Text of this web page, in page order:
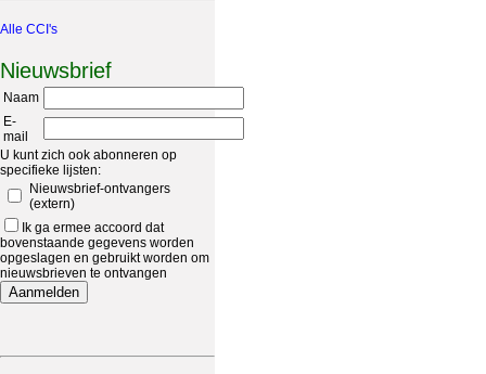
Alle CCI's
Nieuwsbrief
Naam
E-
mail
U kunt zich ook abonneren op
specifieke lijsten:
Nieuwsbrief-ontvangers
(extern)
Ik ga ermee accoord dat
bovenstaande gegevens worden
opgeslagen en gebruikt worden om
nieuwsbrieven te ontvangen